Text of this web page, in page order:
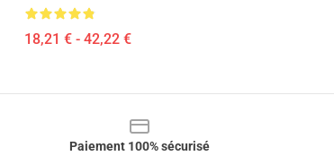
18,21 € - 42,22 €
Paiement 100% sécurisé